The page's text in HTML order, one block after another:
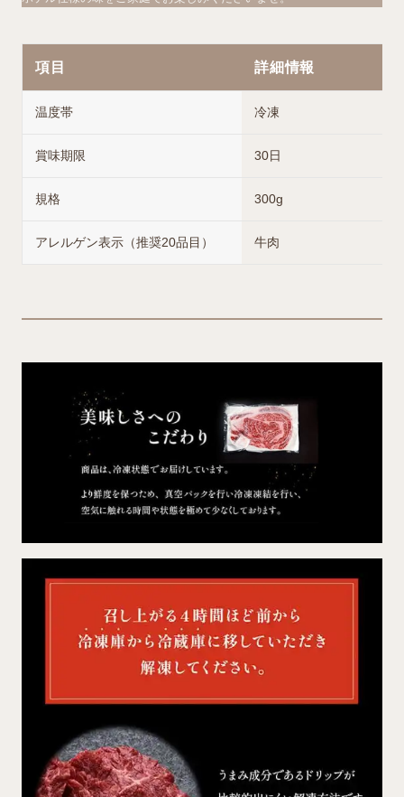
項目 詳細情報
温度帯 冷凍
賞味期限 30日
規格 300g
アレルゲン表示（推奨20品目） 牛肉